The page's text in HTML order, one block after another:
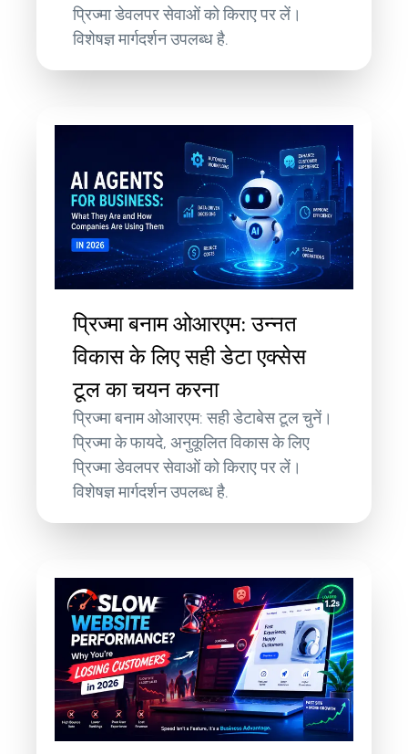
प्रिज्मा डेवलपर सेवाओं को किराए पर लें।
विशेषज्ञ मार्गदर्शन उपलब्ध है.
प्रिज्मा बनाम ओआरएम: उन्नत
विकास के लिए सही डेटा एक्सेस
टूल का चयन करना
प्रिज्मा बनाम ओआरएम: सही डेटाबेस टूल चुनें।
प्रिज्मा के फायदे, अनुकूलित विकास के लिए
प्रिज्मा डेवलपर सेवाओं को किराए पर लें।
विशेषज्ञ मार्गदर्शन उपलब्ध है.